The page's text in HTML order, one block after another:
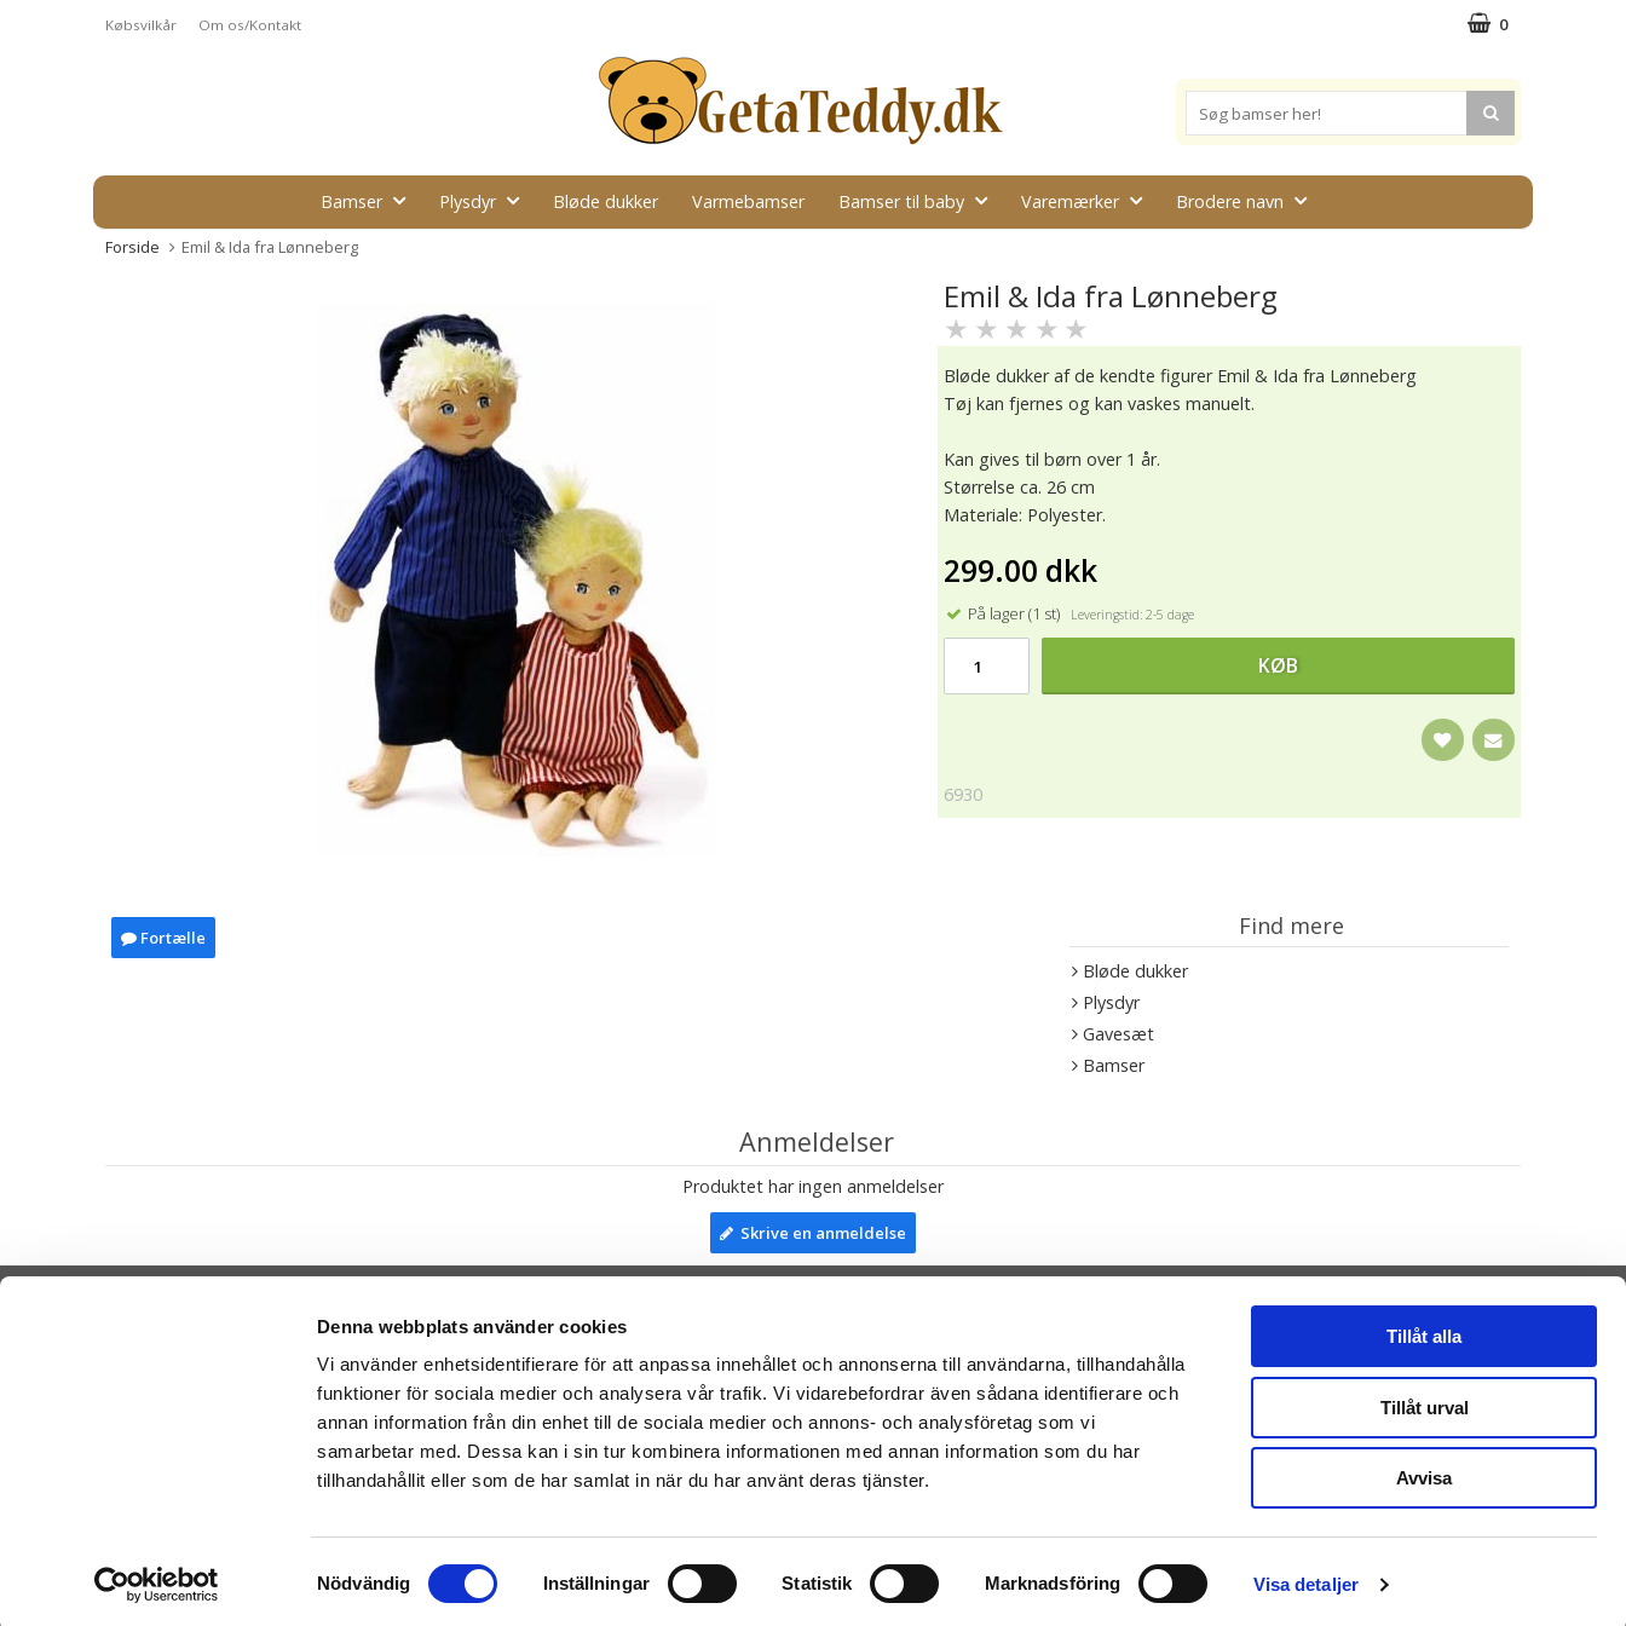
Denna webbplats använder cookies
Vi använder enhetsidentifierare för att anpassa innehållet och annonserna till användarna, tillhandahålla
funktioner för sociala medier och analysera vår trafik. Vi vidarebefordrar även sådana identifierare och
annan information från din enhet till de sociala medier och annons- och analysföretag som vi
samarbetar med. Dessa kan i sin tur kombinera informationen med annan information som du har
tillhandahållit eller som de har samlat in när du har använt deras tjänster.
Samtyckesval
Nödvändig Inställningar Statistik Marknadsföring Visa detaljer
Tillåt alla
Tillåt urval
Avvisa
Købsvilkår Om os/Kontakt 0
Bamser Plysdyr Bløde dukker Varmebamser Bamser til baby Varemærker Brodere navn
Forside Emil & Ida fra Lønneberg
Emil & Ida fra Lønneberg
★ ★ ★ ★ ★
Bløde dukker af de kendte figurer Emil & Ida fra Lønneberg
Tøj kan fjernes og kan vaskes manuelt.
Kan gives til børn over 1 år.
Størrelse ca. 26 cm
Materiale: Polyester.
299.00 dkk
På lager (1 st) Leveringstid: 2-5 dage
KØB
6930
Fortælle Find mere
Bløde dukker
Plysdyr
Gavesæt
Bamser
Anmeldelser
Produktet har ingen anmeldelser
Skrive en anmeldelse
Sende Bamser til:
-Nalleriet.se
-GetaTeddy.fi
- GetaTeddy.dk
Facebook
Instagram
Presenteriet AB
33330 Smålandsstenar
E-mail: kontakt@getateddy.dk